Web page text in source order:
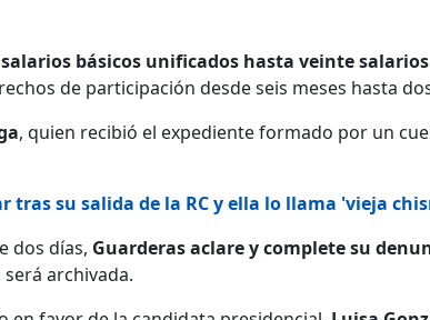
salarios básicos unificados hasta veinte salarios
de participación desde seis meses hasta
, quien recibió el expediente formado por un
tras su salida de la RC y ella lo llama 'vieja
dos días, Guarderas aclare y complete su
archivada.